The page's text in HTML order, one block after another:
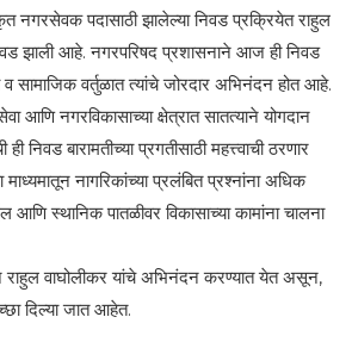
नगरसेवक पदासाठी झालेल्या निवड प्रक्रियेत राहुल
झाली आहे. नगरपरिषद प्रशासनाने आज ही निवड
सामाजिक वर्तुळात त्यांचे जोरदार अभिनंदन होत आहे.
आणि नगरविकासाच्या क्षेत्रात सातत्याने योगदान
ही निवड बारामतीच्या प्रगतीसाठी महत्त्वाची ठरणार
नागरिकांच्या प्रलंबित प्रश्नांना अधिक
आणि स्थानिक पातळीवर विकासाच्या कामांना चालना
राहुल वाघोलीकर यांचे अभिनंदन करण्यात येत असून,
दिल्या जात आहेत.